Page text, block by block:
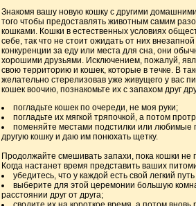
Знакомя вашу новую кошку с другими
того чтобы предоставлять животным самим
кошками. Кошки в естественных условиях
себе, так что не стоит ожидать от них
конкуренции за еду или места для сна, они
хорошими друзьями. Исключением, пожалуй,
свою территорию и кошек, которые в течке. В
желательно стерелизовав уже живущего у вас
кошек воочию, познакомьте их с запахом друг
погладьте кошек по очереди, не моя руки;
погладьте их мягкой тряпочкой, а потом
поменяйте местами подстилки или любимые
другую кошку и даю им понюхать щетку.
Продолжайте смешивать запахи, пока кошки не
Когда настанет время представить ваших
убедитесь, что у каждой есть свой легкий
выберите для этой церемонии большую
расстоянии друг от друга;